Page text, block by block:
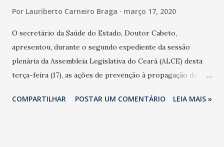
Por Lauriberto Carneiro Braga março 17, 2020
O secretário da Saúde do Estado, Doutor Cabeto,
apresentou, durante o segundo expediente da sessão
plenária da Assembleia Legislativa do Ceará (ALCE) desta
terça-feira (17), as ações de prevenção à propagação do
adotadas pelo Governo do Estado na contenção da
COMPARTILHAR POSTAR UM COMENTÁRIO LEIA MAIS »